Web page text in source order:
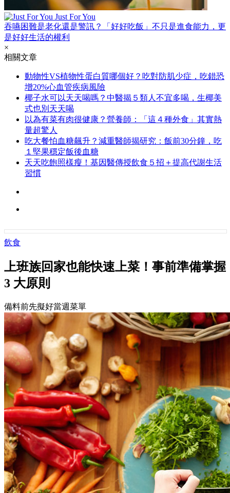
Just For You
吞嚥困難是老化還是警訊？「好好吃飯」不只是進食能力，更
是好好生活的權利
×
相關文章
動物性VS植物性蛋白質哪個好？吃對防肌少症，吃錯恐
增20%心血管疾病風險
椰子水可以天天喝嗎？中醫揭５類人不宜多喝，生椰美
式也別天天喝
以為有菜有肉很健康？營養師：「這４種外食」其實熱
量超驚人
吃大餐怕血糖飆升？減重醫師揭研究：飯前30分鐘，吃
１堅果穩定飯後血糖
天天吃飽照樣瘦！基因醫傳授飲食５招＋提高代謝生活
習慣
飲食
上班族回家也能快速上菜！事前準備掌握
3 大原則
備料前先擬好當週菜單